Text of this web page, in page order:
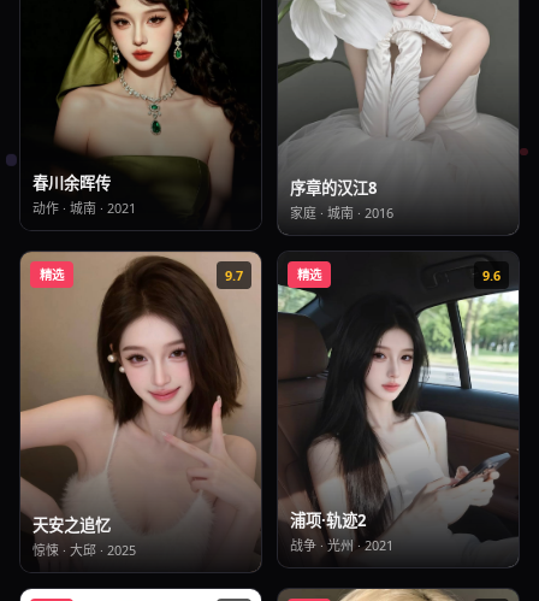
春川余晖传
动作· 城南· 2021
序章的汉江8
家庭 · 城南 · 2016
精选 9.7
天安之追忆
惊悚· 大邱· 2025
精选 9.6
浦项·轨迹2
战争 · 光州·2021